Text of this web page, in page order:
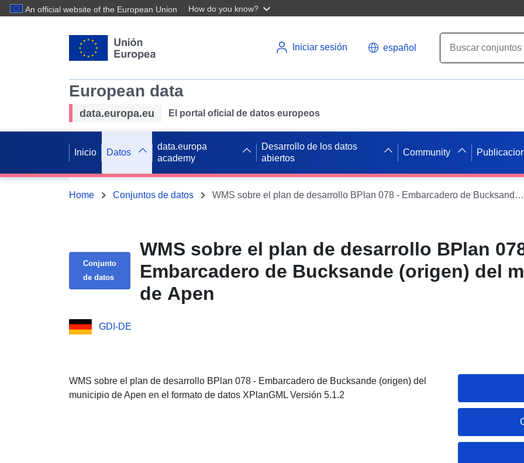
An official website of the European Union How do you know?
Iniciar sesión español
European data
data.europa.eu El portal oficial de datos europeos
Inicio Datos
data.europa
academy
Desarrollo de los datos
abiertos
Community
Home Conjuntos de datos WMS sobre el plan de desarrollo BPlan 078 - Embarcadero de Bucksande (origen) del municipio de Apen
Conjunto
de datos
WMS sobre el plan de desarrollo BPlan
Embarcadero de Bucksande (origen) del
de Apen
GDI-DE
WMS sobre el plan de desarrollo BPlan 078 - Embarcadero de Bucksande (origen) del
municipio de Apen en el formato de datos XPlanGML Versión 5.1.2